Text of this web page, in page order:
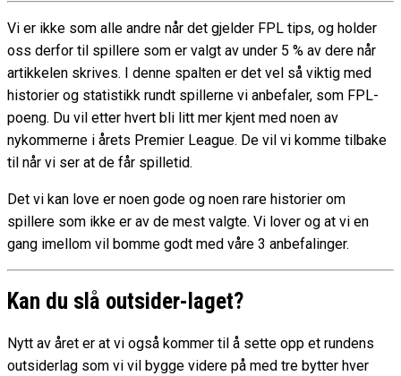
Vi er ikke som alle andre når det gjelder FPL tips, og holder
oss derfor til spillere som er valgt av under 5 % av dere når
artikkelen skrives. I denne spalten er det vel så viktig med
historier og statistikk rundt spillerne vi anbefaler, som FPL-
poeng. Du vil etter hvert bli litt mer kjent med noen av
nykommerne i årets Premier League. De vil vi komme tilbake
til når vi ser at de får spilletid.
Det vi kan love er noen gode og noen rare historier om
spillere som ikke er av de mest valgte. Vi lover og at vi en
gang imellom vil bomme godt med våre 3 anbefalinger.
Kan du slå outsider-laget?
Nytt av året er at vi også kommer til å sette opp et rundens
outsiderlag som vi vil bygge videre på med tre bytter hver